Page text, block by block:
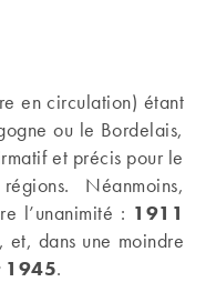
en circulation) étant
ou le Bordelais,
et précis pour le
Néanmoins,
l’unanimité : 1911
et, dans une moindre
1945.